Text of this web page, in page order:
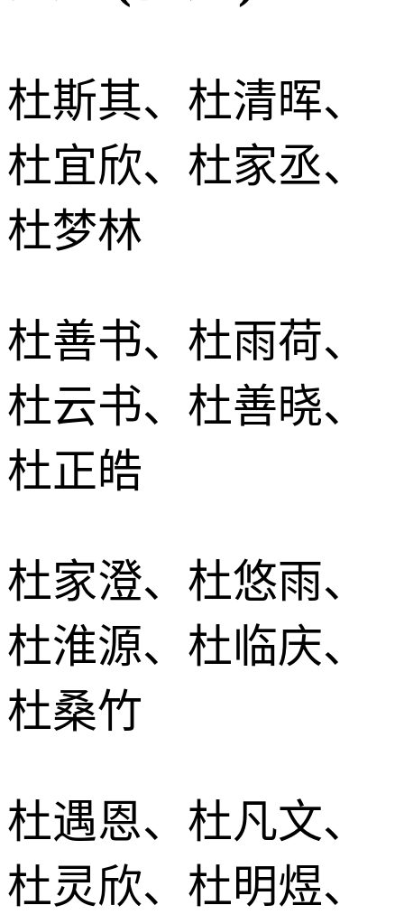
杜斯其、杜清晖、
杜宜欣、杜家丞、
杜梦林
杜善书、杜雨荷、
杜云书、杜善晓、
杜正皓
杜家澄、杜悠雨、
杜淮源、杜临庆、
杜桑竹
杜遇恩、杜凡文、
杜灵欣、杜明煜、